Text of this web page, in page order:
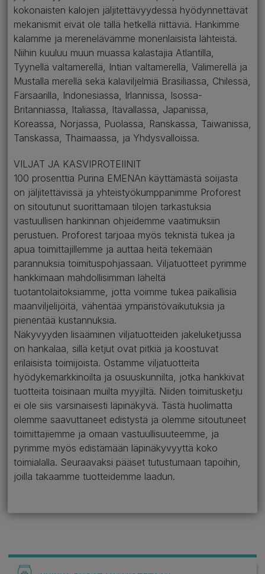
kokonaisten kalojen jäljitettävyydessä hyödynnettävät
mekanismit eivät ole tällä hetkellä riittäviä. Hankimme
kalamme ja merenelävämme monenlaisista lähteistä.
Niihin kuuluu muun muassa kalastajia Atlantilla,
Tyynellä valtamerellä, Intian valtamerellä, Välimerellä ja
Mustalla merellä sekä kalaviljelmiä Brasiliassa, Chilessä,
Färsaarilla, Indonesiassa, Irlannissa, Isossa-
Britanniassa, Italiassa, Itävallassa, Japanissa,
Koreassa, Norjassa, Puolassa, Ranskassa, Taiwanissa,
Tanskassa, Thaimaassa, ja Yhdysvalloissa.
VILJAT JA KASVIPROTEIINIT
100 prosenttia Purina EMENAn käyttämästä soijasta
on jäljitettävissä ja yhteistyökumppanimme Proforest
on sitoutunut suorittamaan tilojen tarkastuksia
vastuullisen hankinnan ohjeidemme vaatimuksiin
perustuen. Proforest tarjoaa myös teknistä tukea ja
apua toimittajillemme ja auttaa heitä tekemään
parannuksia toimituspohjassaan. Viljatuotteet pyrimme
hankkimaan mahdollisimman läheltä
tuotantolaitoksiamme, jotta voimme tukea paikallisia
maanviljelijöitä, vähentää ympäristövaikutuksia ja
pienentää kustannuksia.
Näkyvyyden lisääminen viljatuotteiden jakeluketjussa
on hankalaa, sillä ketjut ovat pitkiä ja koostuvat
erilaisista toimijoista. Ostamme viljatuotteita
hyödykemarkkinoilta ja osuuskunnilta, jotka hankkivat
tuotteita toisinaan muilta myyjiltä. Niiden toimitusketju
ei ole siis varsinaisesti läpinäkyvä. Tästä huolimatta
olemme saavuttaneet edistystä ja olemme sitoutuneet
toimittajiemme ja omaan vastuullisuuteemme, ja
pyrimme myös edistämään läpinäkyvyyttä koko
toimialalla. Seuraavaksi pääset tutustumaan tapoihin,
joilla takaamme tuotteidemme laadun.